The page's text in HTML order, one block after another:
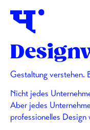
Gestaltung verstehen.
Nicht jedes
Aber jedes
professionelles Design